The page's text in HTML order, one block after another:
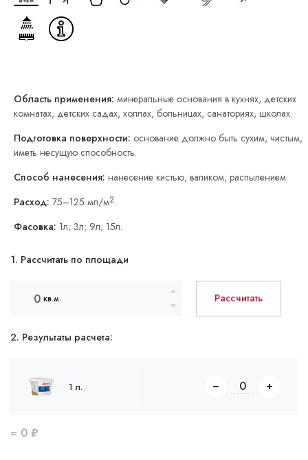
Область применения: минеральные основания в кухнях, детских
комнатах, детских садах, холлах, больницах, санаториях, школах.
Подготовка поверхности: основание должно быть сухим, чистым,
иметь несущую способность.
Способ нанесения: нанесение кистью, валиком, распылением.
Расход: 75–125 мл/м2.
Фасовка: 1л; 3л; 9л; 15л.
1. Рассчитать по площади
кв.м. Рассчитать
2. Результаты расчета:
1 л.
= 0 ₽